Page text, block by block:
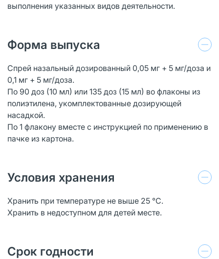
выполнения указанных видов деятельности.
Форма выпуска
Спрей назальный дозированный 0,05 мг + 5 мг/доза и
0,1 мг + 5 мг/доза.
По 90 доз (10 мл) или 135 доз (15 мл) во флаконы из
полиэтилена, укомплектованные дозирующей
насадкой.
По 1 флакону вместе с инструкцией по применению в
пачке из картона.
Условия хранения
Хранить при температуре не выше 25 °С.
Хранить в недоступном для детей месте.
Срок годности